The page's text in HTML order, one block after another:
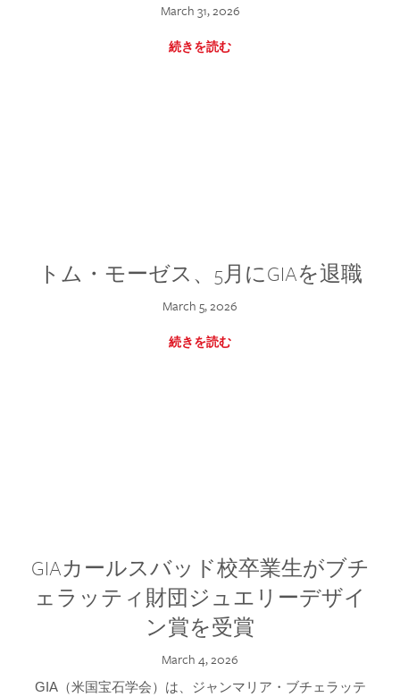
March 31, 2026
続きを読む
トム・モーゼス、5月にGIAを退職
March 5, 2026
続きを読む
GIAカールスバッド校卒業生がブチ
ェラッティ財団ジュエリーデザイ
ン賞を受賞
March 4, 2026
GIA（米国宝石学会）は、ジャンマリア・ブチェラッテ